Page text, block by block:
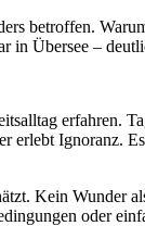
betroffen.
in Übersee –
erfahren.
erlebt Ignoranz.
Kein Wunder
oder